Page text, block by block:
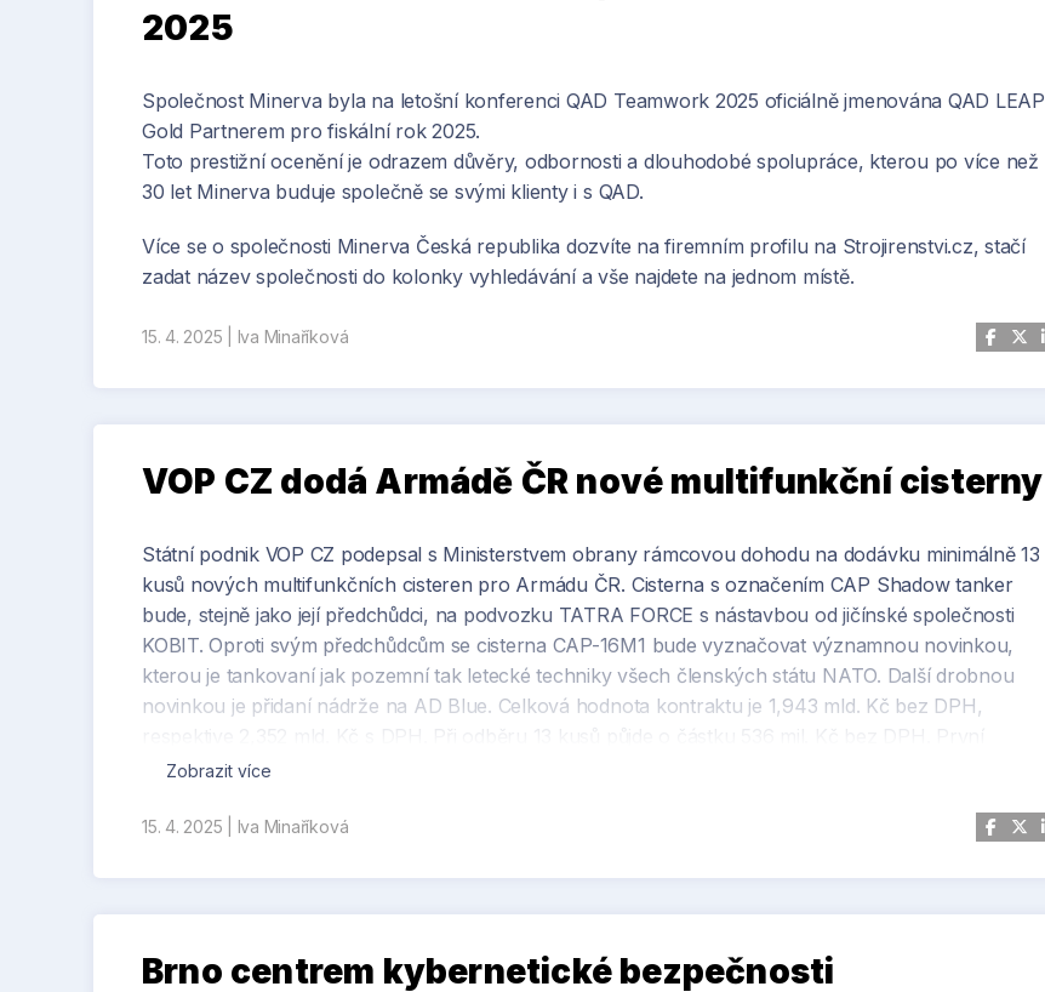
2025
Společnost Minerva byla na letošní konferenci QAD Teamwork 2025 oficiálně jmenována QAD LEAP
Gold Partnerem pro fiskální rok 2025.
Toto prestižní ocenění je odrazem důvěry, odbornosti a dlouhodobé spolupráce, kterou po více než
30 let Minerva buduje společně se svými klienty i s QAD.
Více se o společnosti Minerva Česká republika dozvíte na firemním profilu na Strojirenstvi.cz, stačí
zadat název společnosti do kolonky vyhledávání a vše najdete na jednom místě.
15. 4. 2025 Iva Minaříková
VOP CZ dodá Armádě ČR nové multifunkční cisterny
Státní podnik VOP CZ podepsal s Ministerstvem obrany rámcovou dohodu na dodávku minimálně 13
kusů nových multifunkčních cisteren pro Armádu ČR. Cisterna s označením CAP Shadow tanker
bude, stejně jako její předchůdci, na podvozku TATRA FORCE s nástavbou od jičínské společnosti
KOBIT. Oproti svým předchůdcům se cisterna CAP-16M1 bude vyznačovat významnou novinkou,
kterou je tankovaní jak pozemní tak letecké techniky všech členských státu NATO. Další drobnou
novinkou je přidaní nádrže na AD Blue. Celková hodnota kontraktu je 1,943 mld. Kč bez DPH,
prototyp obdrží vojáci na přelomu roku, smlouva umožňuje do roku 2031 objednat až 47 kusů těchto
Zobrazit více
15. 4. 2025 Iva Minaříková
Brno centrem kybernetické bezpečnosti